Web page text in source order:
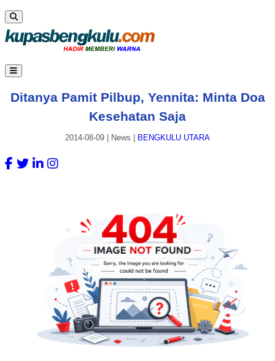
Ditanya Pamit Pilbup, Yennita: Minta Doa
Kesehatan Saja
2014-08-09 News BENGKULU UTARA